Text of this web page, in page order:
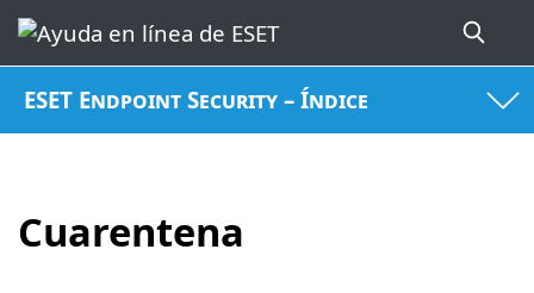
ESET Endpoint Security – Índice
Cuarentena